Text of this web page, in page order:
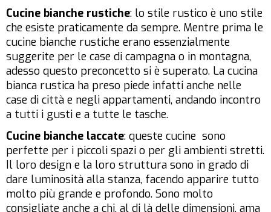
Cucine bianche rustiche: lo stile rustico è uno stile
che esiste praticamente da sempre. Mentre prima le
cucine bianche rustiche erano essenzialmente
suggerite per le case di campagna o in montagna,
adesso questo preconcetto si è superato. La cucina
bianca rustica ha preso piede infatti anche nelle
case di città e negli appartamenti, andando incontro
a tutti i gusti e a tutte le tasche.
Cucine bianche laccate: queste cucine sono
perfette per i piccoli spazi o per gli ambienti stretti.
Il loro design e la loro struttura sono in grado di
dare luminosità alla stanza, facendo apparire tutto
molto più grande e profondo. Sono molto
consigliate anche a chi, al di là delle dimensioni, ama